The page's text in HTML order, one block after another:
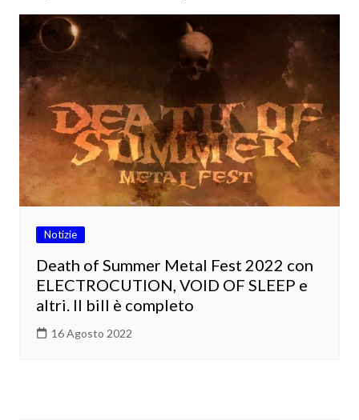
Notizie
Death of Summer Metal Fest 2022 con
ELECTROCUTION, VOID OF SLEEP e
altri. Il bill è completo
16 Agosto 2022